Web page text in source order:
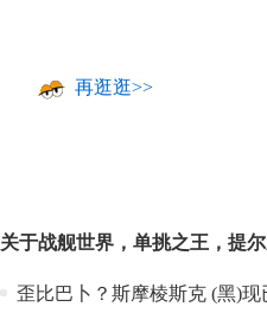
再逛逛>>
关于战舰世界 ， 单挑之王 ， 提
歪比巴卜？斯摩棱斯克 (黑)现